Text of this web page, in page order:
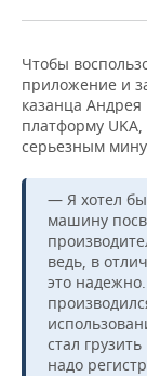
Чтобы
приложение и
казанца
платформу
серьезным
— Я хотел
машину
ведь, в
это
стал
надо